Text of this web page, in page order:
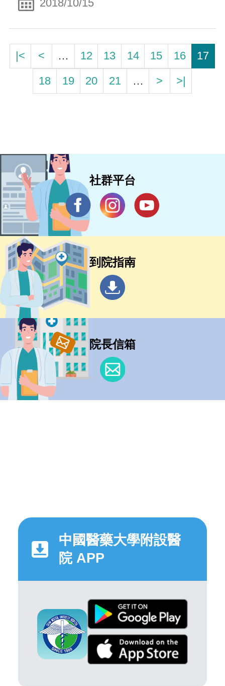
2018/10/15
|< < … 12 13 14 15 16
17
18
19 20 21 … > >|
社群平台
到院指南
院長信箱
中國醫藥大學附設醫
院 APP